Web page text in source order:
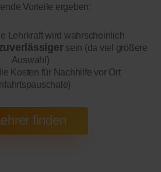
Vorteile ergeben:
Lehrkraft wird wahrscheinlich
sein (da viel größere
Auswahl)
Kosten für Nachhilfe vor Ort